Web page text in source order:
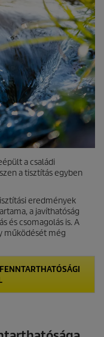
a családi
a tisztítás egyben
eredmények
a javíthatóság
és csomagolás is. A
működését még